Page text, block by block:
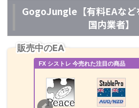
GogoJungle【有料EAなど
国内業者】
販売中のEA